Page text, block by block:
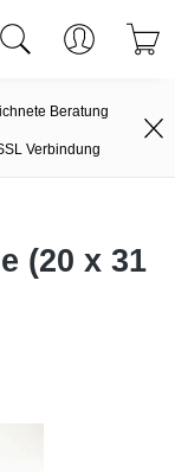
Beratung
Verbindung
(20 x 31